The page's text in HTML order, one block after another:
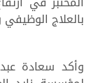
بالعلاج الوظيفي
وأكد سعادة عبد